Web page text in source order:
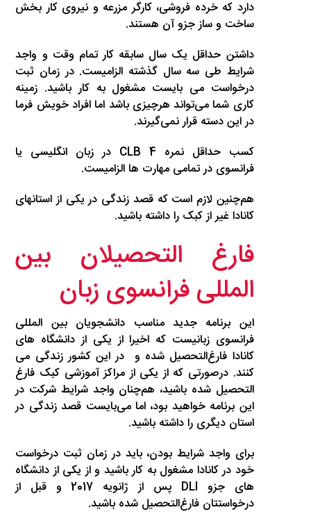
دارد که خرده فروشی، کارگر مزرعه و نیروی کار بخش
ساخت و ساز جزو آن هستند.
داشتن حداقل یک سال سابقه کار تمام وقت و واجد
شرایط طی سه سال گذشته الزامیست. در زمان ثبت
درخواست می بایست مشغول به کار باشید. زمینه
کاری شما می‌تواند هرچیزی باشد اما افراد خویش فرما
در این دسته قرار نمی‌گیرند.
کسب حداقل نمره CLB 4 در زبان انگلیسی یا
فرانسوی در تمامی مهارت ها الزامیست.
هم‌چنین لازم است که قصد زندگی در یکی از استانهای
کانادا غیر از کبک را داشته باشید.
فارغ التحصیلان بین
المللی فرانسوی زبان
این برنامه جدید مناسب دانشجویان بین المللی
فرانسوی زبانیست که اخیرا از یکی از دانشگاه های
کانادا فارغ‌التحصیل شده و در این کشور زندگی می
کنند. درصورتی که از یکی از مراکز آموزشی کبک فارغ
التحصیل شده باشید، هم‌چنان واجد شرایط شرکت در
این برنامه خواهید بود، اما می‌بایست قصد زندگی در
استان دیگری را داشته باشید.
برای واجد شرایط بودن، باید در زمان ثبت درخواست
خود در کانادا مشغول به کار باشید و از یکی از دانشگاه
های جزو DLI پس از ژانویه 2017 و قبل از
درخواستتان فارغ‌التحصیل شده باشید.